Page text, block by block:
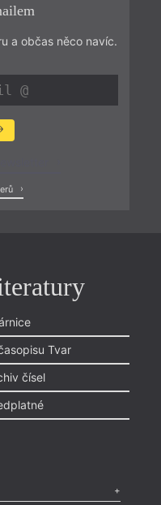
a občas něco navíc.
Tvar
čísel